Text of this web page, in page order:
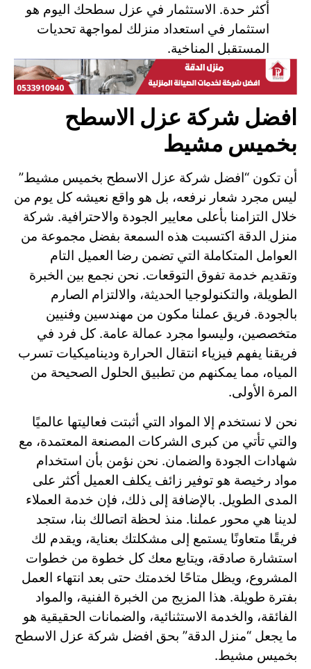
أكثر حدة. الاستثمار في عزل سطحك اليوم هو
استثمار في استعداد منزلك لمواجهة تحديات
المستقبل المناخية.
افضل شركة عزل الاسطح
بخميس مشيط
أن تكون “افضل شركة عزل الاسطح بخميس مشيط”
ليس مجرد شعار نرفعه، بل هو واقع نعيشه كل يوم من
خلال التزامنا بأعلى معايير الجودة والاحترافية. شركة
منزل الدقة اكتسبت هذه السمعة بفضل مجموعة من
العوامل المتكاملة التي تضمن رضا العميل التام
وتقديم خدمة تفوق التوقعات. نحن نجمع بين الخبرة
الطويلة، والتكنولوجيا الحديثة، والالتزام الصارم
بالجودة. فريق عملنا مكون من مهندسين وفنيين
متخصصين، وليسوا مجرد عمالة عامة. كل فرد في
فريقنا يفهم فيزياء انتقال الحرارة وديناميكيات تسرب
المياه، مما يمكنهم من تطبيق الحلول الصحيحة من
المرة الأولى.
نحن لا نستخدم إلا المواد التي أثبتت فعاليتها عالميًا
والتي تأتي من كبرى الشركات المصنعة المعتمدة، مع
شهادات الجودة والضمان. نحن نؤمن بأن استخدام
مواد رخيصة هو توفير زائف يكلف العميل أكثر على
المدى الطويل. بالإضافة إلى ذلك، فإن خدمة العملاء
لدينا هي محور عملنا. منذ لحظة اتصالك بنا، ستجد
فريقًا متعاونًا يستمع إلى مشكلتك بعناية، ويقدم لك
استشارة صادقة، ويتابع معك كل خطوة من خطوات
المشروع، ويظل متاحًا لخدمتك حتى بعد انتهاء العمل
بفترة طويلة. هذا المزيج من الخبرة الفنية، والمواد
الفائقة، والخدمة الاستثنائية، والضمانات الحقيقية هو
ما يجعل “منزل الدقة” بحق افضل شركة عزل الاسطح
بخميس مشيط.